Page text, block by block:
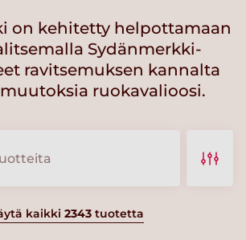
on kehitetty helpottamaan
Sydänmerkki-
ravitsemuksen kannalta
ruokavalioosi.
kaikki 2343 tuotetta